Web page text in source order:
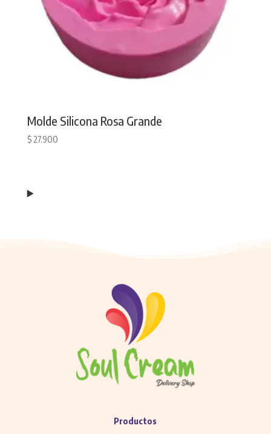
Molde Silicona Rosa Grande
$27.900
Productos